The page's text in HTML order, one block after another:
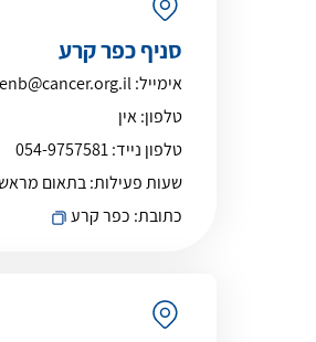
סניף כפר קרע
אימייל:
טלפון:אין
טלפון נייד:054-9757581
שעות פעילות:בתאום
כתובת: כפר קרע